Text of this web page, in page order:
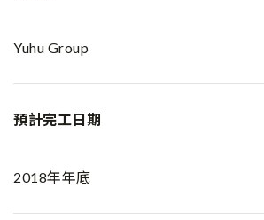
Yuhu Group
預計完工日期
2018年年底